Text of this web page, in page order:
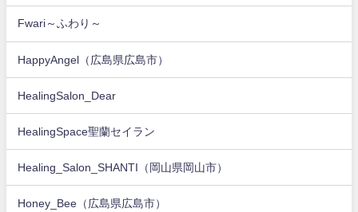
Fwari～ふわり～
HappyAngel（広島県広島市）
HealingSalon_Dear
HealingSpace聖蘭セイラン
Healing_Salon_SHANTI（岡山県岡山市）
Honey_Bee（広島県広島市）